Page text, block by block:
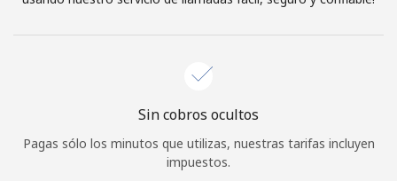
¡Hola!
Sin cobros ocultos
Pagas sólo los minutos que utilizas, nuestras tarifas incluyen
impuestos.